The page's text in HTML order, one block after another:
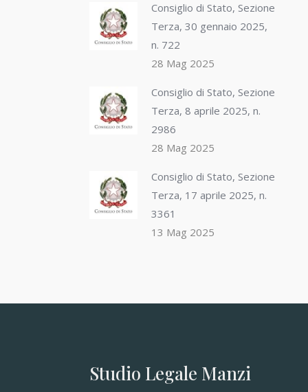
Consiglio di Stato, Sezione
Terza, 30 gennaio 2025,
n. 722
28 Mag 2025
Consiglio di Stato, Sezione
Terza, 8 aprile 2025, n.
2986
28 Mag 2025
Consiglio di Stato, Sezione
Terza, 17 aprile 2025, n.
3361
13 Mag 2025
Studio Legale Manzi